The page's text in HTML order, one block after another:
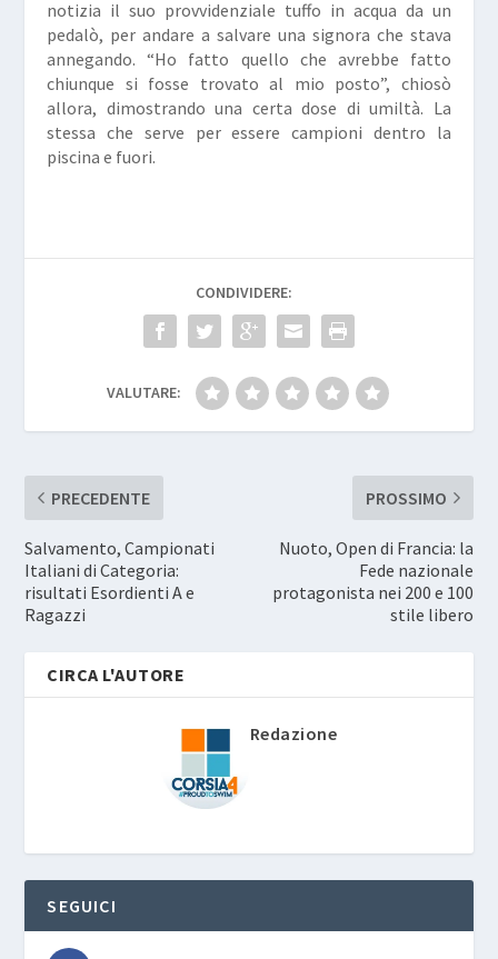
notizia il suo provvidenziale tuffo in acqua da un
pedalò, per andare a salvare una signora che stava
annegando. “Ho fatto quello che avrebbe fatto
chiunque si fosse trovato al mio posto”, chiosò
allora, dimostrando una certa dose di umiltà. La
stessa che serve per essere campioni dentro la
piscina e fuori.
CONDIVIDERE:
VALUTARE:
PRECEDENTE
Salvamento, Campionati
Italiani di Categoria:
risultati Esordienti A e
Ragazzi
PROSSIMO
Nuoto, Open di Francia: la
Fede nazionale
protagonista nei 200 e 100
stile libero
CIRCA L'AUTORE
Redazione
SEGUICI